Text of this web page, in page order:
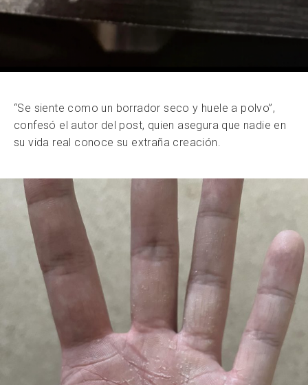
“Se siente como un borrador seco y huele a polvo”,
confesó el autor del post, quien asegura que nadie en
su vida real conoce su extraña creación.